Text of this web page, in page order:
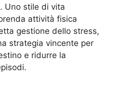
Uno stile di vita
attività fisica
gestione dello stress,
strategia vincente per
e ridurre la